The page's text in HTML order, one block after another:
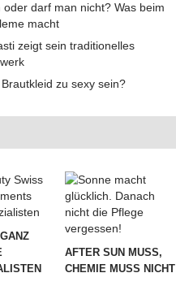
oder darf man nicht? Was beim
macht
zeigt sein traditionelles
zu sexy sein?
AFTER SUN MUSS,
CHEMIE MUSS NICHT